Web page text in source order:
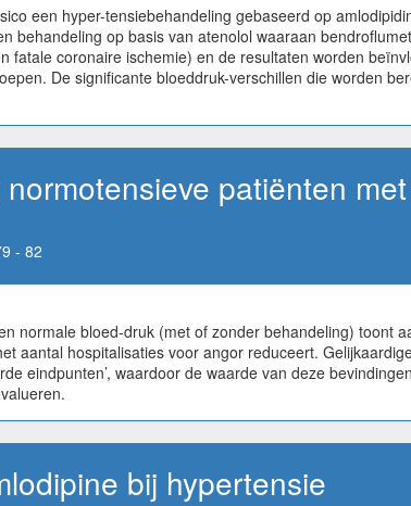
een hyper-tensiebehandeling gebaseerd op
behandeling op basis van atenolol waaraan
fatale coronaire ischemie) en de resultaten worden
De significante bloeddruk-verschillen die worden
patiënten
- 82
normale bloed-druk (met of zonder behandeling) toont
aantal hospitalisaties voor angor reduceert.
eindpunten’, waardoor de waarde van deze
bij hypertensie